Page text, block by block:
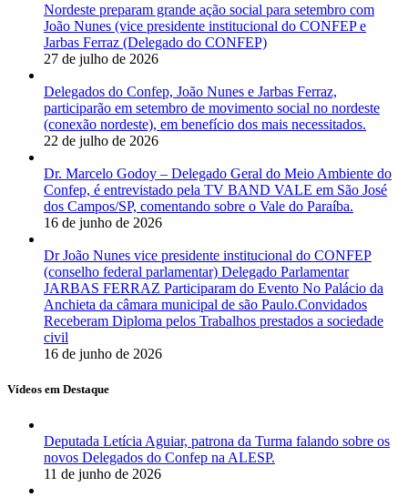
Nordeste preparam grande ação social para setembro com
João Nunes (vice presidente institucional do CONFEP e
Jarbas Ferraz (Delegado do CONFEP)
27 de julho de 2026
Delegados do Confep, João Nunes e Jarbas Ferraz,
participarão em setembro de movimento social no nordeste
(conexão nordeste), em benefício dos mais necessitados.
22 de julho de 2026
Dr. Marcelo Godoy – Delegado Geral do Meio Ambiente do
Confep, é entrevistado pela TV BAND VALE em São José
dos Campos/SP, comentando sobre o Vale do Paraíba.
16 de junho de 2026
Dr João Nunes vice presidente institucional do CONFEP
(conselho federal parlamentar) Delegado Parlamentar
JARBAS FERRAZ Participaram do Evento No Palácio da
Anchieta da câmara municipal de são Paulo.Convidados
Receberam Diploma pelos Trabalhos prestados a sociedade
civil
16 de junho de 2026
Vídeos em Destaque
Deputada Letícia Aguiar, patrona da Turma falando sobre os
novos Delegados do Confep na ALESP.
11 de junho de 2026